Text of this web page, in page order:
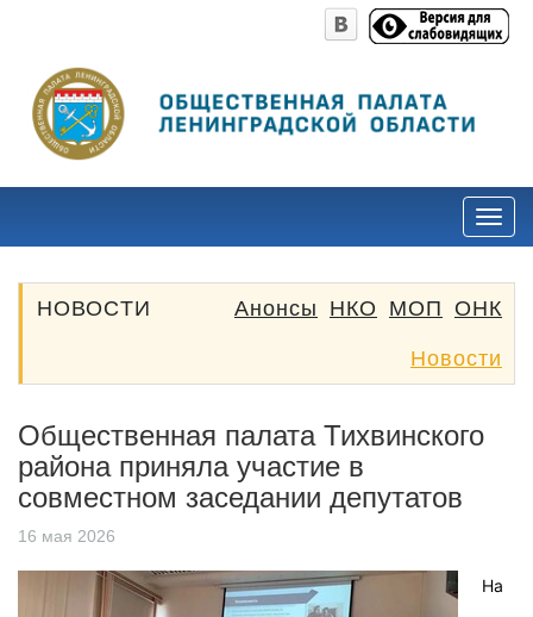
НОВОСТИ ОНК
МОП
НКО
Анонсы
Новости
Общественная палата Тихвинского
района приняла участие в
совместном заседании депутатов
16 мая 2026
На